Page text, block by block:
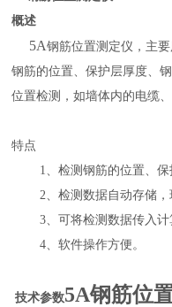
概述
5A钢筋位置测定仪，主
钢筋的位置、保护层厚度、
位置检测，如墙体内的电缆
特点
1、检测钢筋的位置、
2、检测数据自动存储，
3、可将检测数据传入计
4、软件操作方便。
技术参数5A钢筋位